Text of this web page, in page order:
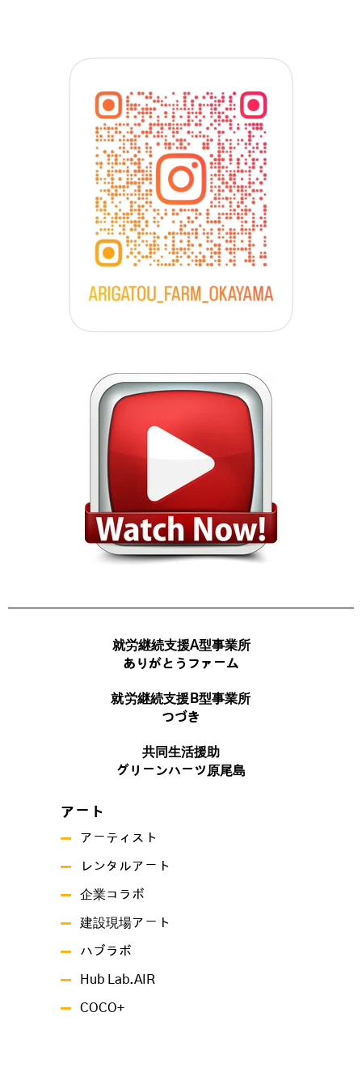
就労継続支援A型事業所
ありがとうファーム
就労継続支援B型事業所
つづき
共同生活援助
グリーンハーツ原尾島
アート
アーティスト
レンタルアート
企業コラボ
建設現場アート
ハブラボ
Hub Lab.AIR
COCO+